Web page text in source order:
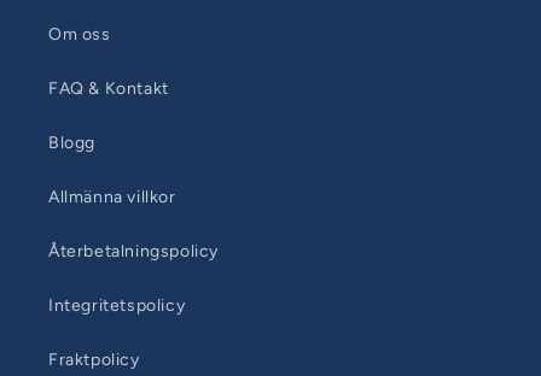
Om oss
FAQ & Kontakt
Blogg
Allmänna villkor
Återbetalningspolicy
Integritetspolicy
Fraktpolicy